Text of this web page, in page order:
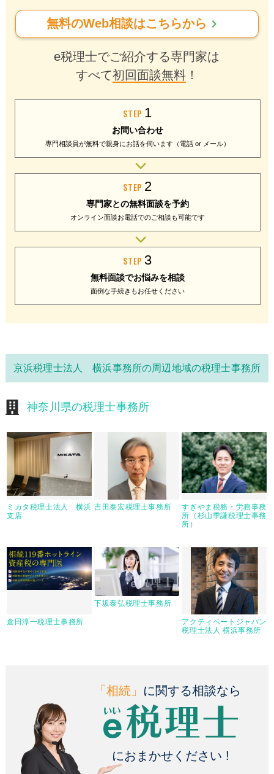
無料のWeb相談はこちらから chevron_right
e税理士でご紹介する専門家は
すべて初回面談無料！
STEP 1
お問い合わせ
専門相談員が無料で親身にお話を伺います（電話 or メール）
STEP 2
専門家との無料面談を予約
オンライン面談お電話でのご相談も可能です
STEP 3
無料面談でお悩みを相談
面倒な手続きもお任せください
京浜税理士法人 横浜事務所の周辺地域の税理士事務所
神奈川県の税理士事務所
ミカタ税理士法人 横浜
支店
吉田泰宏税理士事務所
すぎやま税務・労務事務
所（杉山季謙税理士事務
所）
倉田淳一税理士事務所
下坂泰弘税理士事務所
アクティベートジャパン
税理士法人 横浜事務所
「相続」 に関する相談なら
におまかせください !